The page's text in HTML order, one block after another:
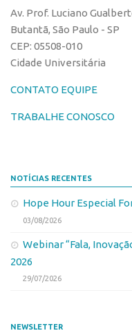
Formas de Proteção
Patentes
Marcas
Softwares
Como solicitar
Portal do Inventor
VPI – Vocação para
Patrimônio Genético
Av. Prof. Luciano
Butantã, São Paulo - SP
CEP: 05508-010
Cidade Universitária
CONTATO EQUIPE
TRABALHE CONOSCO
NOTÍCIAS RECENTES
Hope Hour Especial
03/08/2026
Webinar “Fala,
2026
29/07/2026
NEWSLETTER